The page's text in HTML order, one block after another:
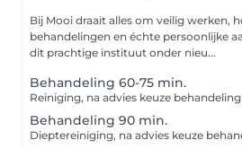
Bij Mooi draait alles om veilig werken,
behandelingen en échte persoonlijke
dit prachtige instituut onder nieu...
Behandeling 60-75 min.
Behandeling 90 min.